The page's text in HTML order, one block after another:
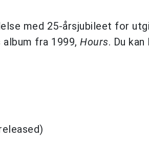
med 25-årsjubileet for
fra 1999, Hours. Du